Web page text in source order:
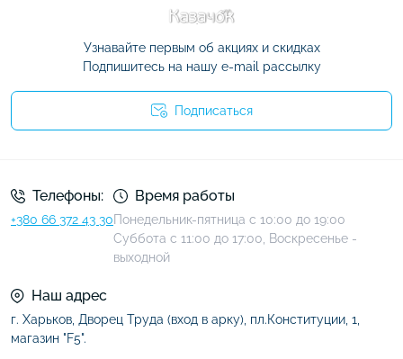
Узнавайте первым об акциях и скидках
Подпишитесь на нашу e-mail рассылку
Подписаться
Телефоны:
+380 66 372 43 30
Время работы
Понедельник-пятница с 10:00 до 19:00
Суббота с 11:00 до 17:00, Воскресенье -
выходной
Наш адрес
г. Харьков, Дворец Труда (вход в арку), пл.Конституции, 1,
магазин "F5".